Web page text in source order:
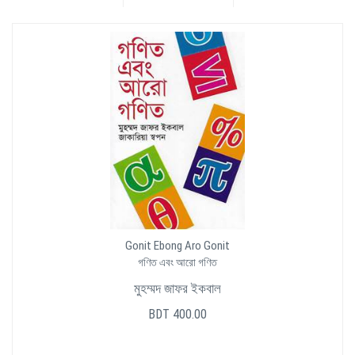
Gonit Ebong Aro Gonit
গণিত এবং আরো গণিত
মুহম্মদ জাফর ইকবাল
BDT 400.00